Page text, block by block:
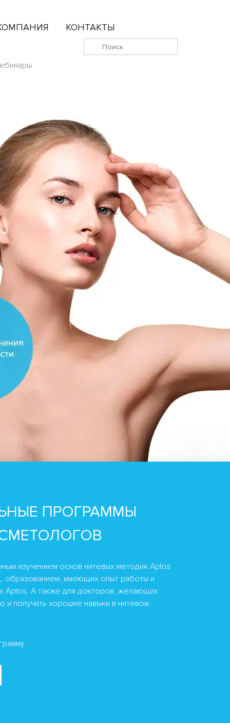
КОНТАКТЫ
ПРОГРАММЫ
изучением основ нитевых методик Aptos
образованием, имеющих опыт работы и
Aptos. А также для докторов, желающих
и получить хорошие навыки в нитевом